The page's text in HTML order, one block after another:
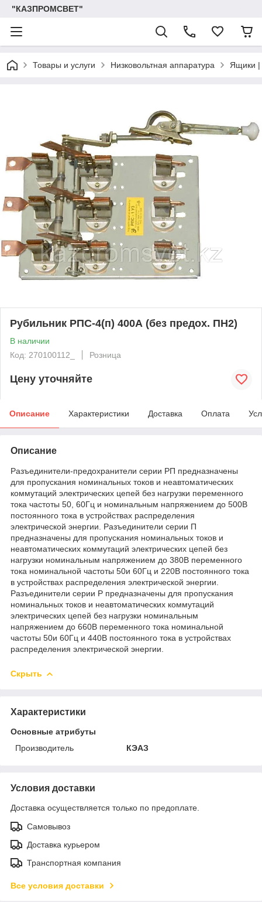
"КАЗПРОМСВЕТ"
Товары и услуги Низковольтная аппаратура Ящики |
Рубильник РПС-4(п) 400А (без предох. ПН2)
В наличии
Код: 270100112_
Розница
Цену уточняйте
Описание Характеристики Доставка Оплата
Описание
Разъединители-предохранители серии РП предназначены
для пропускания номинальных токов и неавтоматических
коммутаций электрических цепей без нагрузки переменного
тока частоты 50, 60Гц и номинальным напряжением до 500В
постоянного тока в устройствах распределения
электрической энергии. Разъединители серии П
предназначены для пропускания номинальных токов и
неавтоматических коммутаций электрических цепей без
нагрузки номинальным напряжением до 380В переменного
тока номинальной частоты 50и 60Гц и 220В постоянного тока
в устройствах распределения электрической энергии.
Разъединители серии Р предназначены для пропускания
номинальных токов и неавтоматических коммутаций
электрических цепей без нагрузки номинальным
напряжением до 660В переменного тока номинальной
частоты 50и 60Гц и 440В постоянного тока в устройствах
распределения электрической энергии.
Скрыть
Характеристики
Основные атрибуты
Производитель
КЭАЗ
Условия доставки
Доставка осуществляется только по предоплате.
Самовывоз
Доставка курьером
Транспортная компания
Все условия доставки